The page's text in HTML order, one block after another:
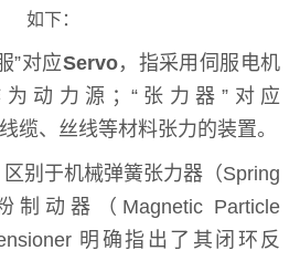
如下：
”对应Servo，指采用伺服电机
动力源；“张力器”对应
缆、丝线等材料张力的装置。
区别于机械弹簧张力器（Spring
制动器（Magnetic Particle
明确指出了其闭环反